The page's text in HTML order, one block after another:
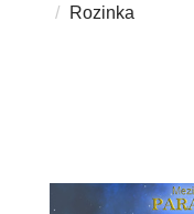
Rozinka